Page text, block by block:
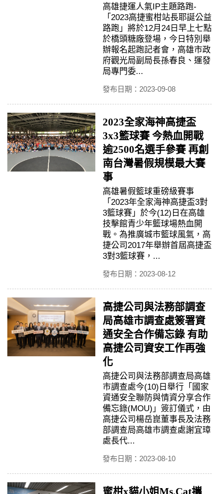
高雄捷運人氣IP主題路跑-
「2023高捷蜜柑站長耶誕公益
路跑」將於12月24日早上七點
於橋頭糖廠登場，今日特別舉
辦報名起跑記者會，高雄市政
府觀光局副局長孫春良、運發
局專門委...
發布日期：2023-09-08
2023全家海神高捷盃
3x3籃球賽 今熱血開戰
逾2500名選手參賽 再創
南台灣暑假規模最大賽
事
高雄暑假籃球重磅級賽事
「2023年全家海神高捷盃3對
3籃球賽」於今(12)日在高雄
技擊館青少年籃球場熱血開
戰。為推廣城市籃球風氣，高
捷公司2017年舉辦首屆高捷盃
3對3籃球賽，...
發布日期：2023-08-12
高捷公司與法務部調查
局高雄市調查處簽署資
通安全合作備忘錄 有助
高捷公司資安工作再強
化
高捷公司與法務部調查局高雄
市調查處今(10)日舉行「國家
資通安全聯防與情資分享合作
備忘錄(MOU)」簽訂儀式，由
高捷公司楊岳崑董事長及法務
部調查局高雄市調查處謝宜璋
處長代...
發布日期：2023-08-10
蜜柑x貓小姐Ms.Cat攜